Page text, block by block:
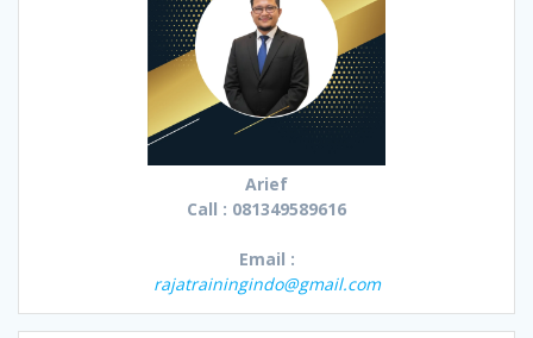
Arief
Call : 081349589616
Email :
rajatrainingindo@gmail.com